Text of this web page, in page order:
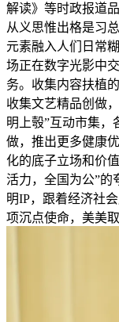
解读》等时政报道
从义思惟出格是习
元素融入人们日常
场正在数字光影中
务。收集内容扶植
收集文艺精品创做
明上彀”互动市集，
做，推出更多健康
化的底子立场和价
活力，全国为公”的
明IP，跟着经济社
项沉点使命，美美取